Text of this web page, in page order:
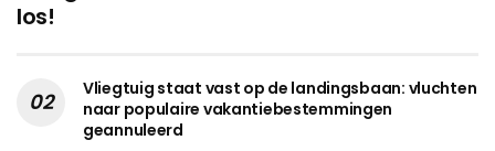
los!
Vliegtuig staat vast op de landingsbaan: vluchten
naar populaire vakantiebestemmingen
geannuleerd